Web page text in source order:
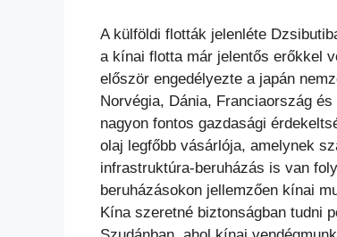
A külföldi flották jelenléte
a kínai flotta már jelentős erőkkel
először engedélyezte a japán
Norvégia, Dánia, Franciaország
nagyon fontos gazdasági
olaj legfőbb vásárlója, amelynek
infrastruktúra-beruházás is van
beruházásokon jellemzően kínai
Kína szeretné biztonságban tudni